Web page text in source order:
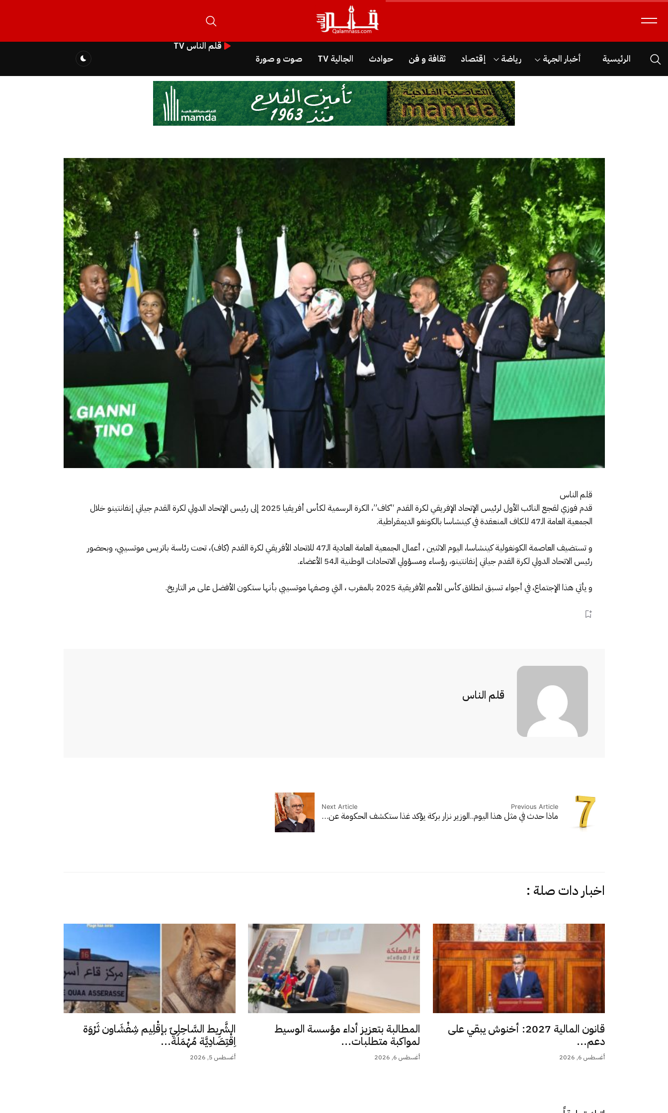
الرئيسية أخبار الجهة رياضة إقتصاد ثقافة و فن حوادث الجالية TV صوت و صورة
قلم الناس TV
قلم الناس
قدم فوزي لقجع النائب الأول لرئيس الإتحاد الإفريقي لكرة القدم “كاف”، الكرة الرسمية لكأس أفريقيا 2025 إلى رئيس الإتحاد الدولي لكرة القدم جياني إنفانتينو خلال
الجمعية العامة الـ47 للكاف المنعقدة في كينشاسا بالكونغو الديمقراطية.
و تستضيف العاصمة الكونغولية كينشاسا، اليوم الاثنين ، أعمال الجمعية العامة العادية الـ47 للاتحاد الأفريقي لكرة القدم (كاف)، تحت رئاسة باتريس موتسيبي، وبحضور
رئيس الاتحاد الدولي لكرة القدم جياني إنفانتينو، رؤساء ومسؤولي الاتحادات الوطنية الـ54 الأعضاء.
و يأتي هذا الإجتماع، في أجواء تسبق انطلاق كأس الأمم الأفريقية 2025 بالمغرب ، التي وصفها موتسيبي بأنها ستكون الأفضل على مر التاريخ.
قلم الناس
Previous Article
ماذا حدث في مثل هذا اليوم..
Next Article
الوزير نزار بركة يؤكد غذا ستكشف الحكومة عن…
اخبار دات صلة :
قانون المالية 2027: أخنوش يبقي على
دعم...
أغسطس 6, 2026
المطالبة بتعزيز أداء مؤسسة الوسيط
لمواكبة متطلبات...
أغسطس 6, 2026
الشَّرِيط السَّاحِلِيّ بإقْلِيم شِفْشَاون ثَرْوَة
اِقْتِصَادِيَّة مُهْمَلَة...
أغسطس 5, 2026